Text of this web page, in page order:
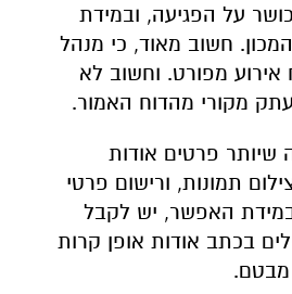
על הפגיעה, ובמידת
חשוב מאוד, כי מנהל
אירוע מפורט. וחשוב לא
מקורי מהדוח האמור.
פרטים אודות
תמונות, ורישום פרטי
האפשר, יש לקבל
בכתב אודות אופן קרות
מבטם.